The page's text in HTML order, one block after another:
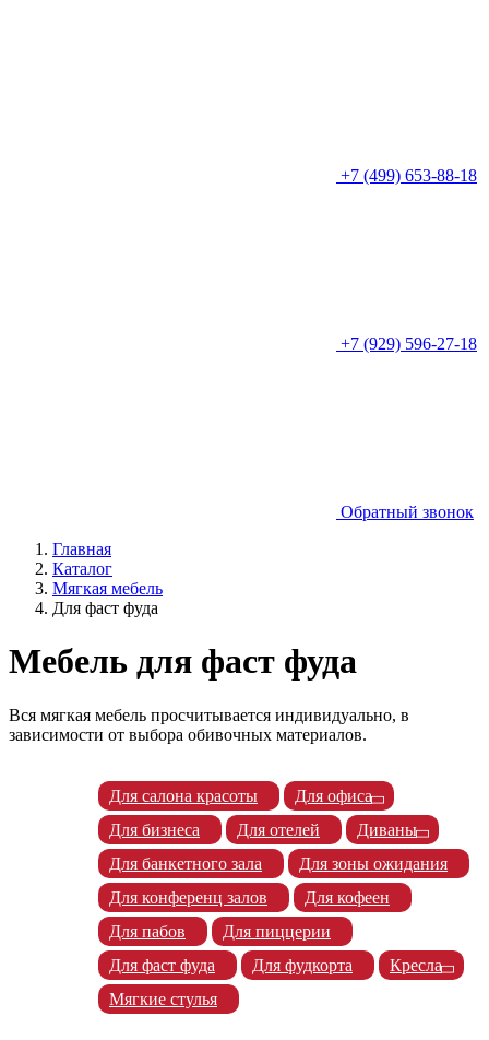
+7 (499) 653-88-18
+7 (929) 596-27-18
Обратный звонок
Главная
Каталог
Мягкая мебель
Для фаст фуда
Мебель для фаст фуда
Вся мягкая мебель просчитывается индивидуально, в
зависимости от выбора обивочных материалов.
Для салона красоты
Для офиса
Для бизнеса
Для отелей
Диваны
Для банкетного зала
Для зоны ожидания
Для конференц залов
Для кофеен
Для пабов
Для пиццерии
Для фаст фуда
Для фудкорта
Кресла
Мягкие стулья